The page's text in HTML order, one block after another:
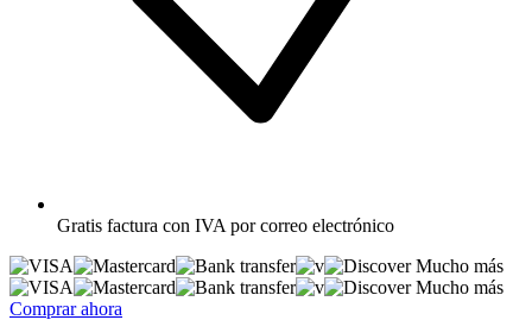
Gratis factura con IVA por correo electrónico
Mucho más
Mucho más
Comprar ahora